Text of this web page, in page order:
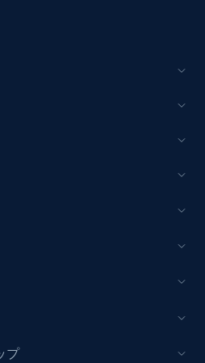
Banner img, Profile
プ